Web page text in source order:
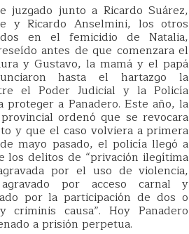
juzgado junto a Ricardo Suárez,
y Ricardo Anselmini, los otros
en el femicidio de Natalia,
antes de que comenzara el
y Gustavo, la mamá y el papá
hasta el hartazgo la
el Poder Judicial y la Policía
proteger a Panadero. Este año, la
ordenó que se revocara
y que el caso volviera a primera
mayo pasado, el policía llegó a
los delitos de “privación ilegítima
por el uso de violencia,
por acceso carnal y
por la participación de dos o
criminis causa”. Hoy Panadero
a prisión perpetua.